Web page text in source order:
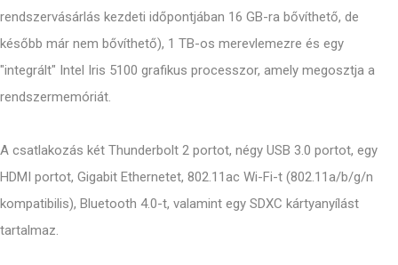
rendszervásárlás kezdeti időpontjában 16 GB-ra bővíthető, de
később már nem bővíthető), 1 TB-os merevlemezre és egy
"integrált" Intel Iris 5100 grafikus processzor, amely megosztja a
rendszermemóriát.
A csatlakozás két Thunderbolt 2 portot, négy USB 3.0 portot, egy
HDMI portot, Gigabit Ethernetet, 802.11ac Wi-Fi-t (802.11a/b/g/n
kompatibilis), Bluetooth 4.0-t, valamint egy SDXC kártyanyílást
tartalmaz.